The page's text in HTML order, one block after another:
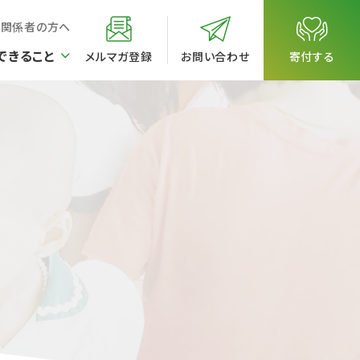
係者の方へ
きること メルマガ登録 お問い合わせ 寄付する